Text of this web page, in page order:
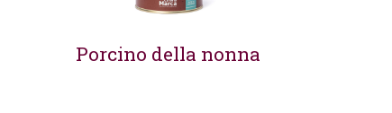
Porcino della nonna